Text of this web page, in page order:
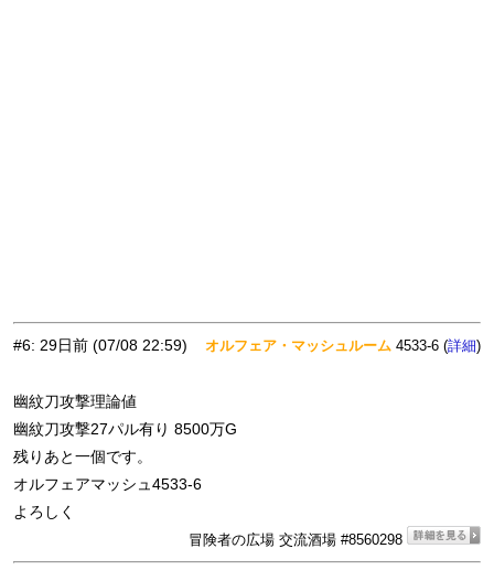
#6: 29日前 (07/08 22:59) オルフェア・マッシュルーム 4533-6 (詳細)
幽紋刀攻撃理論値
幽紋刀攻撃27パル有り 8500万G
残りあと一個です。
オルフェアマッシュ4533-6
よろしく
冒険者の広場 交流酒場 #8560298